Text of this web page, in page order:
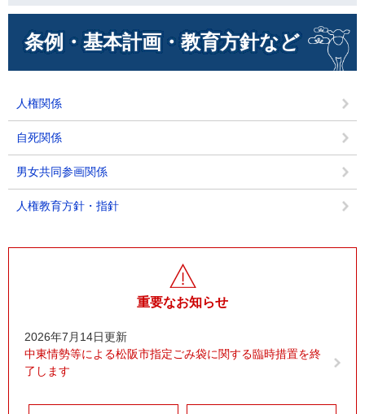
条例・基本計画・教育方針など
人権関係
自死関係
男女共同参画関係
人権教育方針・指針
重要なお知らせ
2026年7月14日更新
中東情勢等による松阪市指定ごみ袋に関する臨時措置を終
了します